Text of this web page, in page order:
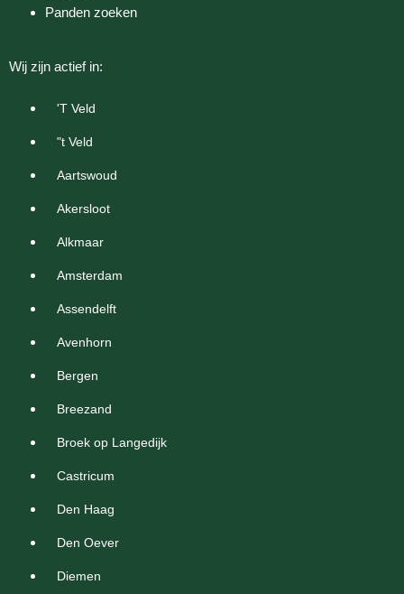
Panden zoeken
Wij zijn actief in:
'T Veld
"t Veld
Aartswoud
Akersloot
Alkmaar
Amsterdam
Assendelft
Avenhorn
Bergen
Breezand
Broek op Langedijk
Castricum
Den Haag
Den Oever
Diemen